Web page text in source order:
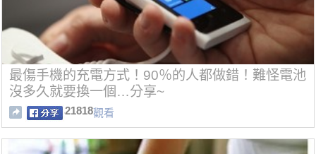
最傷手機的充電方式！90％的人都做錯！難怪電池
沒多久就要換一個…分享~
21818觀看